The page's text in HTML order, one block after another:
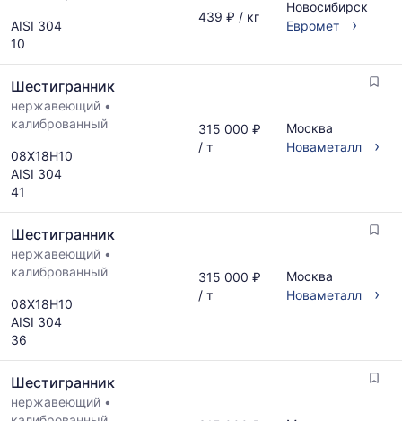
AISI 304
10
439 ₽ / кг
Новосибирск
Евромет
›
Шестигранник
нержавеющий •
калиброванный
08Х18Н10
AISI 304
41
315 000 ₽
/ т
Москва
Новаметалл
›
Шестигранник
нержавеющий •
калиброванный
08Х18Н10
AISI 304
36
315 000 ₽
/ т
Москва
Новаметалл
›
Шестигранник
нержавеющий •